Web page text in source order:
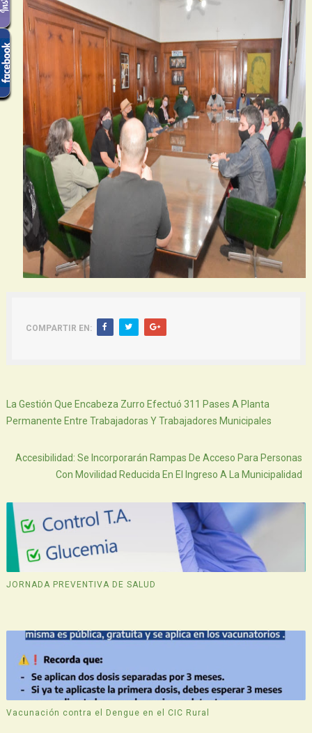
COMPARTIR EN:
La Gestión Que Encabeza Zurro Efectuó 311 Pases A Planta
Permanente Entre Trabajadoras Y Trabajadores Municipales
Accesibilidad: Se Incorporarán Rampas De Acceso Para Personas
Con Movilidad Reducida En El Ingreso A La Municipalidad
JORNADA PREVENTIVA DE SALUD
Vacunación contra el Dengue en el CIC Rural